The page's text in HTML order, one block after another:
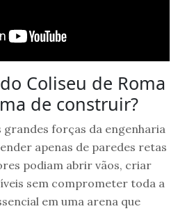
Coliseu de Roma
de construir?
grandes forças da engenharia
apenas de paredes retas
podiam abrir vãos, criar
sem comprometer toda a
em uma arena que